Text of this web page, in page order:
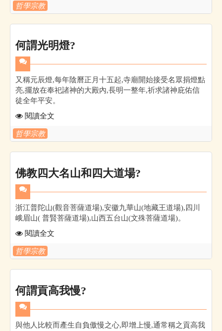
哲學宗教
何謂光明燈?
又稱元辰燈,每年陰曆正月十五起,寺廟開始接受名眾捐燈點
亮,擺放在奉祀諸神的大殿內,長明一整年,祈求諸神庇佑信
徒全年平安。
閱讀全文
哲學宗教
佛教四大名山和四大道場?
浙江普陀山(觀音菩薩道場),安徽九華山(地藏王道場),四川
峨眉山( 普賢菩薩道場),山西五台山(文殊菩薩道場)。
閱讀全文
哲學宗教
何謂貢高我慢?
與他人比較而產生自負傲慢之心,即增上慢,通常稱之貢高我